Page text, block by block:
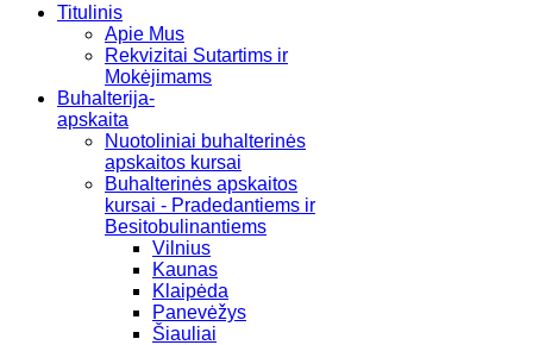
Titulinis
Apie Mus
Rekvizitai Sutartims ir
Mokėjimams
Buhalterija-
apskaita
Nuotoliniai buhalterinės
apskaitos kursai
Buhalterinės apskaitos
kursai - Pradedantiems ir
Besitobulinantiems
Vilnius
Kaunas
Klaipėda
Panevėžys
Šiauliai